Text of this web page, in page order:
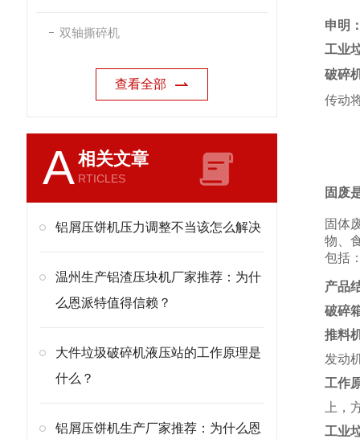
双轴撕碎机
查看全部
A相关文章
RTICLES
铝屑压饼机压力调整不当该怎么解决
温州生产铝渣压块机厂家推荐：为什
么恩派特值得信赖？
大件垃圾破碎机液压站的工作原理是
什么？
铝屑压饼机生产厂家推荐：为什么恩
申明
工业
破碎
传动
固 废
固体
物、
包括
产品
破碎
推料
发动
工作
上，
工业